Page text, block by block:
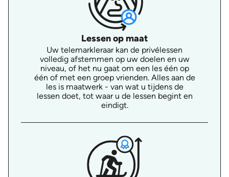
Lessen op maat
Uw telemarkleraar kan de privélessen
volledig afstemmen op uw doelen en uw
niveau, of het nu gaat om een les één op
één of met een groep vrienden. Alles aan de
les is maatwerk - van wat u tijdens de
lessen doet, tot waar u de lessen begint en
eindigt.